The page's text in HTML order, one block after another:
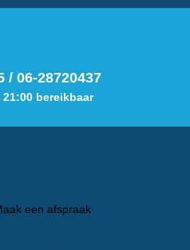
/ 06-28720437
bereikbaar
een afspraak